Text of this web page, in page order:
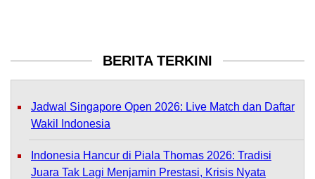
BERITA TERKINI
Jadwal Singapore Open 2026: Live Match dan Daftar
Wakil Indonesia
Indonesia Hancur di Piala Thomas 2026: Tradisi
Juara Tak Lagi Menjamin Prestasi, Krisis Nyata